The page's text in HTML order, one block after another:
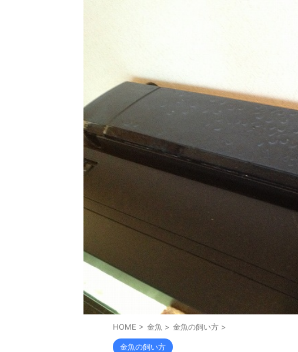
HOME > 金魚 > 金魚の飼い方 >
金魚の飼い方